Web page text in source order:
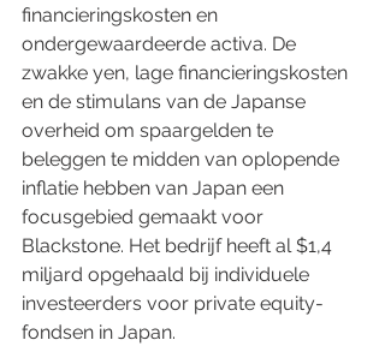
financieringskosten en
ondergewaardeerde activa. De
zwakke yen, lage financieringskosten
en de stimulans van de Japanse
overheid om spaargelden te
beleggen te midden van oplopende
inflatie hebben van Japan een
focusgebied gemaakt voor
Blackstone. Het bedrijf heeft al $1,4
miljard opgehaald bij individuele
investeerders voor private equity-
fondsen in Japan.